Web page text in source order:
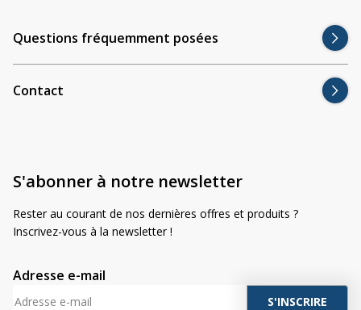
Questions fréquemment posées
Contact
S'abonner à notre newsletter
Rester au courant de nos dernières offres et produits ?
Inscrivez-vous à la newsletter !
Adresse e-mail
A